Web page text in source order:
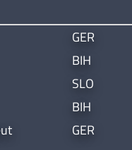
GER
BIH
SLO
BIH
GER